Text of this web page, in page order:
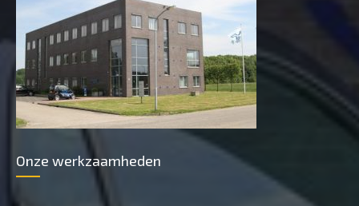
Onze werkzaamheden